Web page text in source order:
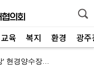
교육 복지 환경 광
민형배 전남광주특별시장, '가뭄 비상' 현경양수장 용수...